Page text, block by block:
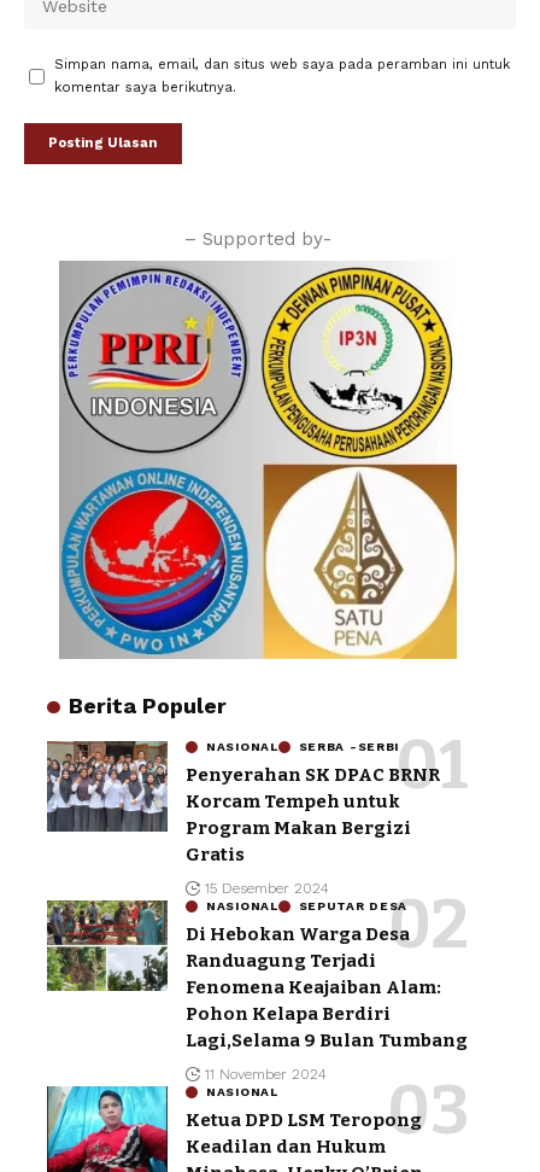
Simpan nama, email, dan situs web saya pada peramban ini untuk
komentar saya berikutnya.
– Supported by-
Berita Populer
NASIONAL SERBA -SERBI
Penyerahan SK DPAC BRNR
Korcam Tempeh untuk
Program Makan Bergizi
Gratis
15 Desember 2024
NASIONAL SEPUTAR DESA
Di Hebokan Warga Desa
Randuagung Terjadi
Fenomena Keajaiban Alam:
Pohon Kelapa Berdiri
Lagi,Selama 9 Bulan Tumbang
11 November 2024
NASIONAL
Ketua DPD LSM Teropong
Keadilan dan Hukum